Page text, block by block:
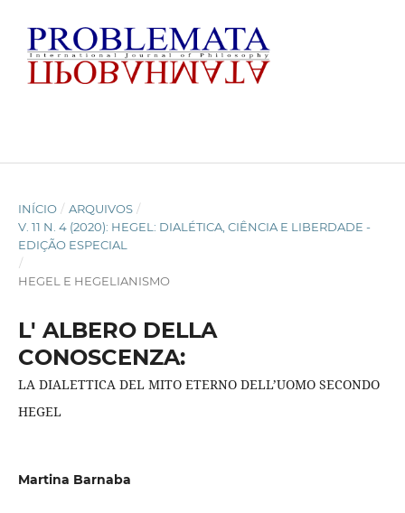
INÍCIO / ARQUIVOS /
V. 11 N. 4 (2020): HEGEL: DIALÉTICA, CIÊNCIA E LIBERDADE -
EDIÇÃO ESPECIAL
/
HEGEL E HEGELIANISMO
L' ALBERO DELLA
CONOSCENZA:
LA DIALETTICA DEL MITO ETERNO DELL’UOMO SECONDO
HEGEL
Martina Barnaba